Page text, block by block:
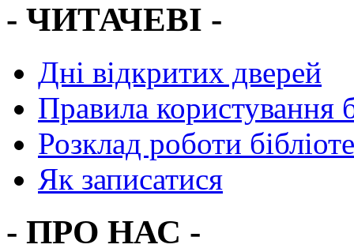
- ЧИТАЧЕВІ -
Дні відкритих дверей
Правила користування
Розклад роботи
Як записатися
- ПРО НАС -